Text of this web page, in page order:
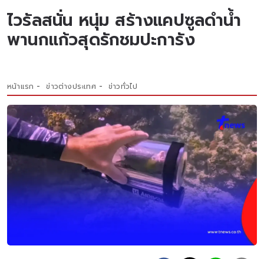
ไวรัลสนั่น หนุ่ม สร้างแคปซูลดำน้ำ
พานกแก้วสุดรักชมปะการัง
หน้าแรก ข่าวต่างประเทศ ข่าวทั่วไป